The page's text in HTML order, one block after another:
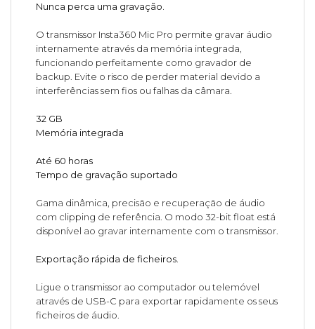
Nunca perca uma gravação.
O transmissor Insta360 Mic Pro permite gravar áudio
internamente através da memória integrada,
funcionando perfeitamente como gravador de
backup. Evite o risco de perder material devido a
interferências sem fios ou falhas da câmara.
32 GB
Memória integrada
Até 60 horas
Tempo de gravação suportado
Gama dinâmica, precisão e recuperação de áudio
com clipping de referência. O modo 32-bit float está
disponível ao gravar internamente com o transmissor.
Exportação rápida de ficheiros.
Ligue o transmissor ao computador ou telemóvel
através de USB-C para exportar rapidamente os seus
ficheiros de áudio.